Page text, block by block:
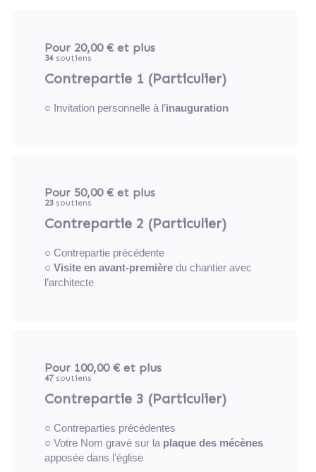
Pour 20,00 € et plus
34soutiens
Contrepartie 1 (Particulier)
○ Invitation personnelle à l’inauguration
Pour 50,00 € et plus
23soutiens
Contrepartie 2 (Particulier)
○ Contrepartie précédente
○ Visite en avant-premièredu chantier avec
l’architecte
Pour 100,00 € et plus
47soutiens
Contrepartie 3 (Particulier)
○ Contreparties précédentes
○ Votre Nom gravé sur la plaque des mécènes
apposée dans l’église